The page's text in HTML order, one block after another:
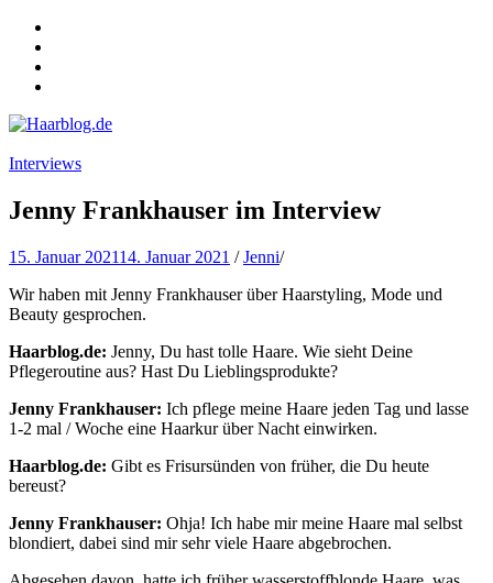
Haarblog.de
Haarpflege | Haarstyling | Beauty | Entertainment
Interviews
Jenny Frankhauser im Interview
15. Januar 202114. Januar 2021 /Jenni/
Wir haben mit Jenny Frankhauser über Haarstyling, Mode und
Beauty gesprochen.
Haarblog.de: Jenny, Du hast tolle Haare. Wie sieht Deine
Pflegeroutine aus? Hast Du Lieblingsprodukte?
Jenny Frankhauser: Ich pflege meine Haare jeden Tag und lasse
1-2 mal / Woche eine Haarkur über Nacht einwirken.
Haarblog.de: Gibt es Frisursünden von früher, die Du heute
bereust?
Jenny Frankhauser: Ohja! Ich habe mir meine Haare mal selbst
blondiert, dabei sind mir sehr viele Haare abgebrochen.